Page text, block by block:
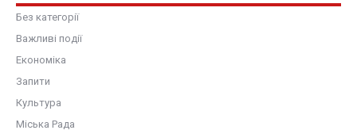
Без категорії
Важливі події
Економіка
Запити
Культура
Міська Рада